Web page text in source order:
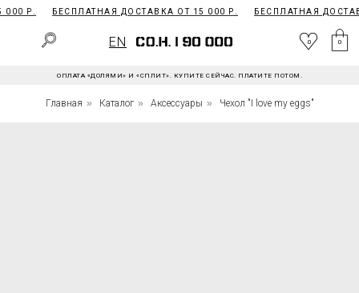
Р. БЕСПЛАТНАЯ ДОСТАВКА ОТ 15 000 Р. БЕСПЛАТНАЯ
EN 0
EN 0 0
ОПЛАТА «ДОЛЯМИ» И «СПЛИТ». КУПИТЕ СЕЙЧАС. ПЛАТИТЕ ПОТОМ.
Главная » Каталог » Аксессуары » Чехол "I love my eggs"